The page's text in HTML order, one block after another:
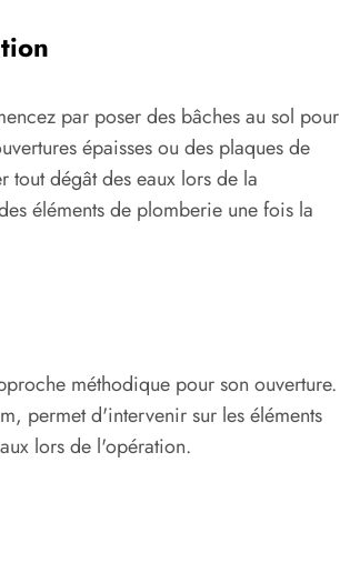
par poser des bâches au sol pour
épaisses ou des plaques de
tout dégât des eaux lors de la
éléments de plomberie une fois la
méthodique pour son ouverture.
permet d'intervenir sur les éléments
lors de l'opération.